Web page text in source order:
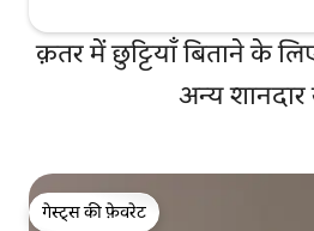
क़तर में छुट्टियाँ बिताने के
अन्य
गेस्ट्स की फ़ेवरेट
गेस्ट्स की फ़ेवरेट